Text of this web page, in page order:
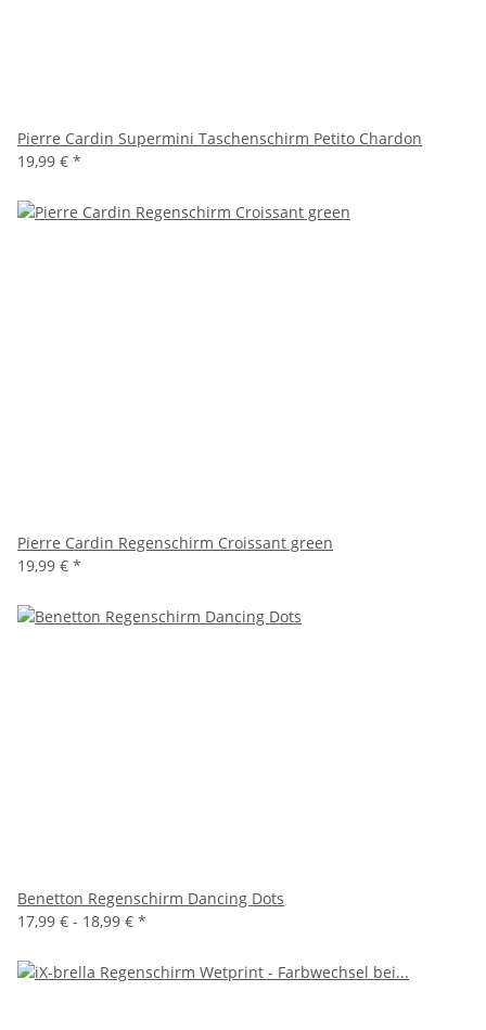
Pierre Cardin Supermini Taschenschirm Petito Chardon
19,99 € *
Pierre Cardin Regenschirm Croissant green
19,99 € *
Benetton Regenschirm Dancing Dots
17,99 € - 18,99 € *